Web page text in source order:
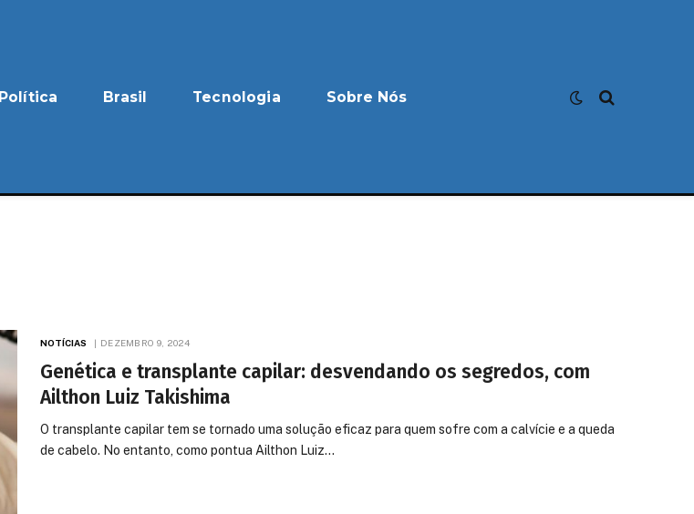
Política Brasil Tecnologia Sobre Nós
NOTÍCIAS DEZEMBRO 9, 2024
Genética e transplante capilar: desvendando os segredos, com
Ailthon Luiz Takishima
O transplante capilar tem se tornado uma solução eficaz para quem sofre com a calvície e a queda
de cabelo. No entanto, como pontua Ailthon Luiz…